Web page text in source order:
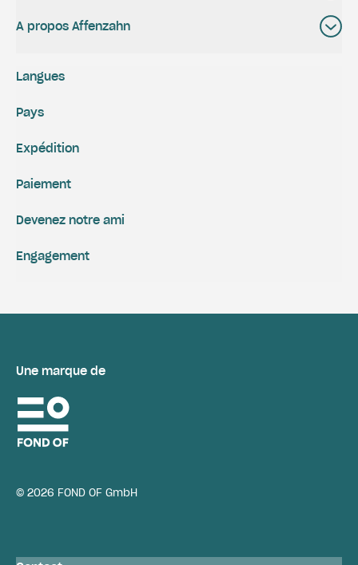
A propos Affenzahn
Expédition
Paiement
Engagement
Devenez notre ami
Langues
Pays
Une marque de
© 2026 FOND OF GmbH